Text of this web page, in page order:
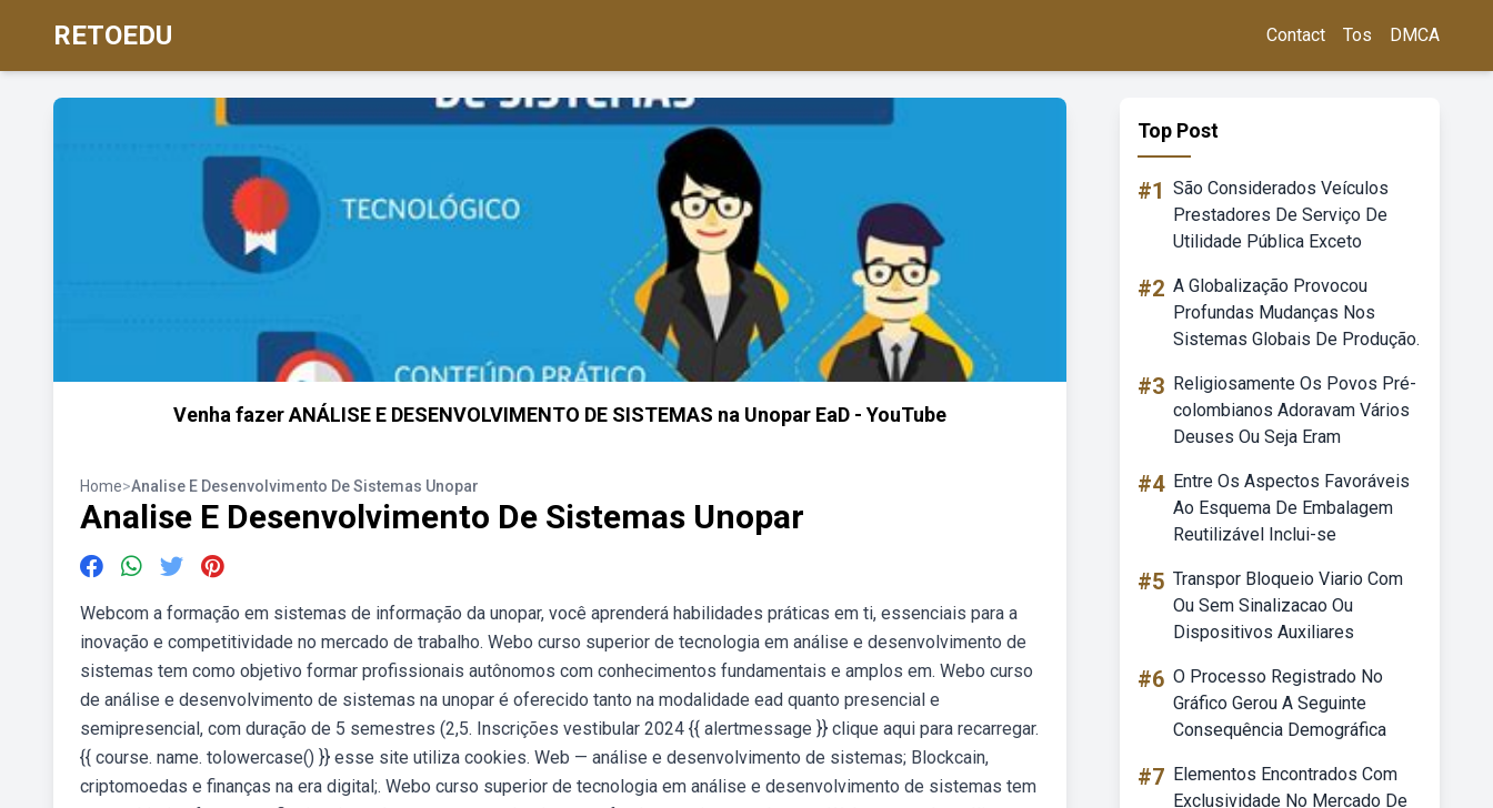
RETOEDU Contact Tos DMCA
Venha fazer ANÁLISE E DESENVOLVIMENTO DE SISTEMAS na Unopar EaD - YouTube
Home>Analise E Desenvolvimento De Sistemas Unopar
Analise E Desenvolvimento De Sistemas Unopar
Webcom a formação em sistemas de informação da unopar, você aprenderá habilidades práticas em ti, essenciais para a
inovação e competitividade no mercado de trabalho. Webo curso superior de tecnologia em análise e desenvolvimento de
sistemas tem como objetivo formar profissionais autônomos com conhecimentos fundamentais e amplos em. Webo curso
de análise e desenvolvimento de sistemas na unopar é oferecido tanto na modalidade ead quanto presencial e
semipresencial, com duração de 5 semestres (2,5. Inscrições vestibular 2024 {{ alertmessage }} clique aqui para recarregar.
{{ course. name. tolowercase() }} esse site utiliza cookies. Web — análise e desenvolvimento de sistemas; Blockcain,
criptomoedas e finanças na era digital;. Webo curso superior de tecnologia em análise e desenvolvimento de sistemas tem
Top Post
#1 São Considerados Veículos
Prestadores De Serviço De
Utilidade Pública Exceto
#2 A Globalização Provocou
Profundas Mudanças Nos
Sistemas Globais De Produção.
#3 Religiosamente Os Povos Pré-
colombianos Adoravam Vários
Deuses Ou Seja Eram
#4 Entre Os Aspectos Favoráveis
Ao Esquema De Embalagem
Reutilizável Inclui-se
#5 Transpor Bloqueio Viario Com
Ou Sem Sinalizacao Ou
Dispositivos Auxiliares
#6 O Processo Registrado No
Gráfico Gerou A Seguinte
Consequência Demográfica
#7 Elementos Encontrados Com
Exclusividade No Mercado De